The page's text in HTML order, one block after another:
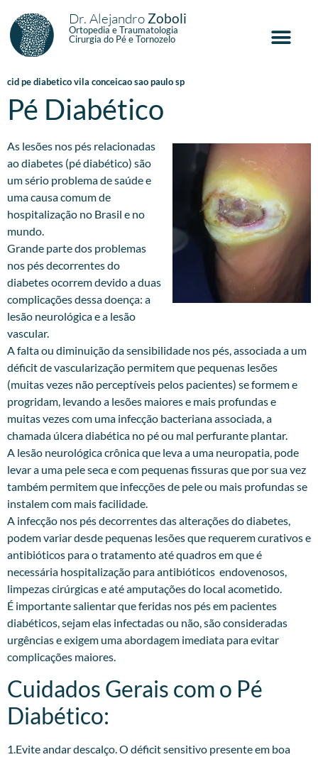
Dr. Alejandro Zoboli
Ortopedia e Traumatologia
Cirurgia do Pé e Tornozelo
cid pe diabetico vila conceicao sao paulo sp
Pé Diabético
As lesões nos pés relacionadas
ao diabetes (pé diabético) são
um sério problema de saúde e
uma causa comum de
hospitalização no Brasil e no
mundo.
Grande parte dos problemas
nos pés decorrentes do
diabetes ocorrem devido a duas
complicações dessa doença: a
lesão neurológica e a lesão
vascular.
A falta ou diminuição da sensibilidade nos pés, associada a um
déficit de vascularização permitem que pequenas lesões
(muitas vezes não perceptíveis pelos pacientes) se formem e
progridam, levando a lesões maiores e mais profundas e
muitas vezes com uma infecção bacteriana associada, a
chamada úlcera diabética no pé ou mal perfurante plantar.
A lesão neurológica crônica que leva a uma neuropatia, pode
levar a uma pele seca e com pequenas fissuras que por sua vez
também permitem que infecções de pele ou mais profundas se
instalem com mais facilidade.
A infecção nos pés decorrentes das alterações do diabetes,
podem variar desde pequenas lesões que requerem curativos e
antibióticos para o tratamento até quadros em que é
necessária hospitalização para antibióticos endovenosos,
limpezas cirúrgicas e até amputações do local acometido.
É importante salientar que feridas nos pés em pacientes
diabéticos, sejam elas infectadas ou não, são consideradas
urgências e exigem uma abordagem imediata para evitar
complicações maiores.
Cuidados Gerais com o Pé
Diabético:
1.Evite andar descalço. O déficit sensitivo presente em boa